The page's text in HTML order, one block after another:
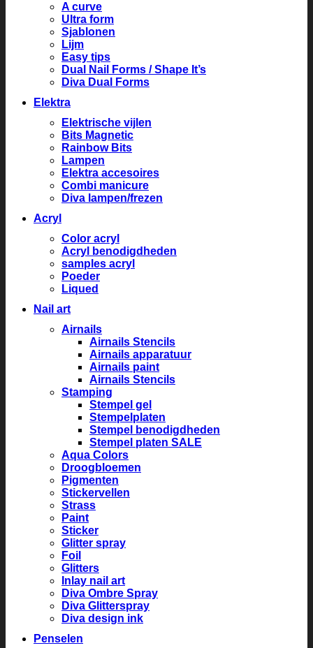
A curve
Ultra form
Sjablonen
Lijm
Easy tips
Dual Nail Forms / Shape It’s
Diva Dual Forms
Elektra
Elektrische vijlen
Bits Magnetic
Rainbow Bits
Lampen
Elektra accesoires
Combi manicure
Diva lampen/frezen
Acryl
Color acryl
Acryl benodigdheden
samples acryl
Poeder
Liqued
Nail art
Airnails
Airnails Stencils
Airnails apparatuur
Airnails paint
Airnails Stencils
Stamping
Stempel gel
Stempelplaten
Stempel benodigdheden
Stempel platen SALE
Aqua Colors
Droogbloemen
Pigmenten
Stickervellen
Strass
Paint
Sticker
Glitter spray
Foil
Glitters
Inlay nail art
Diva Ombre Spray
Diva Glitterspray
Diva design ink
Penselen